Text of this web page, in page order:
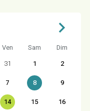
Ven Sam
Dim
31 1
2
7 8
9
14 15
16